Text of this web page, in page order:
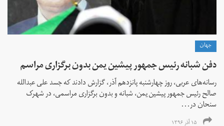
جهان
دفن شبانه رئیس جمهور پیشین یمن بدون برگزاری مراسم
رسانه‌های عربی، روز چهارشنبه پانزدهم آذر، گزارش دادند که جسد علی عبدالله
صالح رئیس جمهور پیشین یمن، شبانه و بدون برگزاری مراسمی، در شهرک
سنحان در...